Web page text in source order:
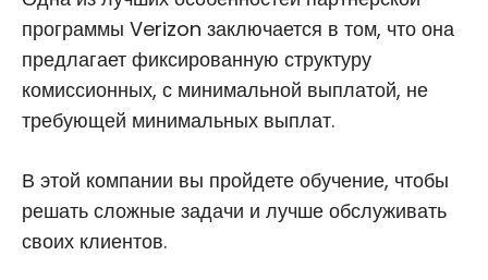
программы Verizon заключается в том, что она
предлагает фиксированную структуру
комиссионных, с минимальной выплатой, не
требующей минимальных выплат.
В этой компании вы пройдете обучение, чтобы
решать сложные задачи и лучше обслуживать
своих клиентов.